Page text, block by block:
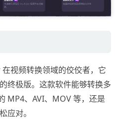
视频转换领域的佼佼者，它
终极版。这款软件能够转换多
MP4、AVI、MOV 等，还是
应对。